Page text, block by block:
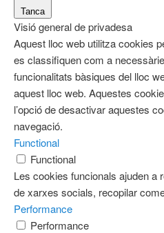
Tanca
Visió general de privadesa
Aquest lloc web utilitza cookies
es classifiquen com a
funcionalitats bàsiques del lloc
aquest lloc web. Aquestes
l’opció de desactivar aquestes
navegació.
Functional
Functional
Les cookies funcionals ajuden a
de xarxes socials, recopilar
Performance
Performance